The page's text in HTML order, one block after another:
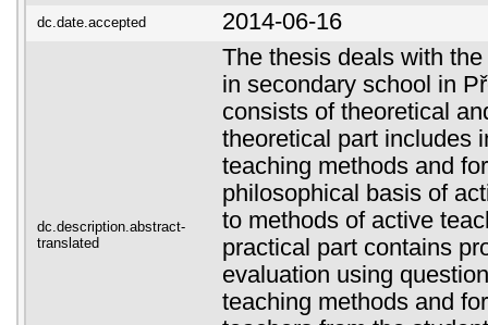
dc.date.accepted 2014-06-16
dc.description.abstract-
translated
The thesis deals with
in secondary school in
consists of theoretical
theoretical part includes
teaching methods and
philosophical basis of
to methods of active
practical part contains
evaluation using
teaching methods and